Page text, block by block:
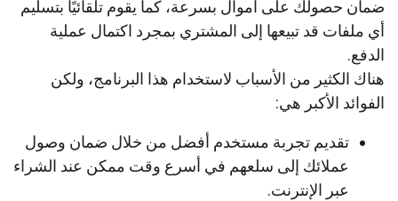
ضمان حصولك على أموال بسرعة، كما يقوم تلقائيًا بتسليم
أي ملفات قد تبيعها إلى المشتري بمجرد اكتمال عملية
الدفع.
هناك الكثير من الأسباب لاستخدام هذا البرنامج، ولكن
الفوائد الأكبر هي:
تقديم تجربة مستخدم أفضل من خلال ضمان وصول
عملائك إلى سلعهم في أسرع وقت ممكن عند الشراء
عبر الإنترنت.